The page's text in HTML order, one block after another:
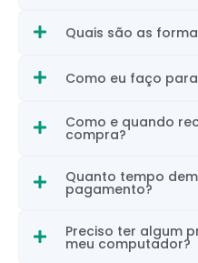
Quais são as
Como eu faço
Como e quando
compra?
Quanto tempo
pagamento?
Preciso ter algum
meu computador?